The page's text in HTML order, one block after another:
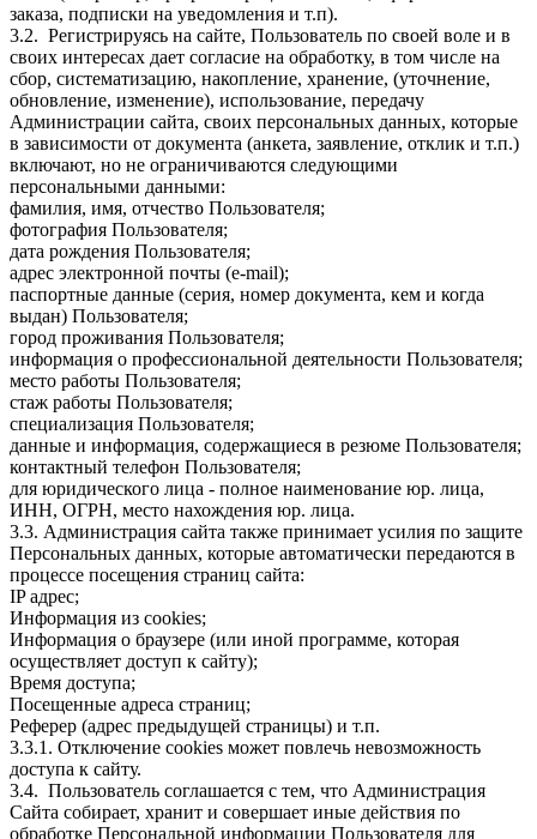
заказа, подписки на уведомления и т.п).
3.2. Регистрируясь на сайте, Пользователь по своей воле и в
своих интересах дает согласие на обработку, в том числе на
сбор, систематизацию, накопление, хранение, (уточнение,
обновление, изменение), использование, передачу
Администрации сайта, своих персональных данных, которые
в зависимости от документа (анкета, заявление, отклик и т.п.)
включают, но не ограничиваются следующими
персональными данными:
фамилия, имя, отчество Пользователя;
фотография Пользователя;
дата рождения Пользователя;
адрес электронной почты (e-mail);
паспортные данные (серия, номер документа, кем и когда
выдан) Пользователя;
город проживания Пользователя;
информация о профессиональной деятельности Пользователя;
место работы Пользователя;
стаж работы Пользователя;
специализация Пользователя;
данные и информация, содержащиеся в резюме Пользователя;
контактный телефон Пользователя;
для юридического лица - полное наименование юр. лица,
ИНН, ОГРН, место нахождения юр. лица.
3.3. Администрация сайта также принимает усилия по защите
Персональных данных, которые автоматически передаются в
процессе посещения страниц сайта:
IP адрес;
Информация из cookies;
Информация о браузере (или иной программе, которая
осуществляет доступ к сайту);
Время доступа;
Посещенные адреса страниц;
Реферер (адрес предыдущей страницы) и т.п.
3.3.1. Отключение cookies может повлечь невозможность
доступа к сайту.
3.4. Пользователь соглашается с тем, что Администрация
Сайта собирает, хранит и совершает иные действия по
обработке Персональной информации Пользователя для